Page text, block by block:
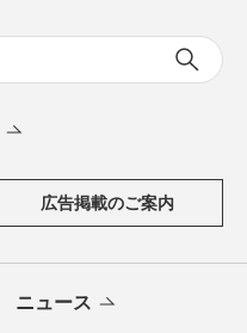
広告掲載のご案内
ニュース